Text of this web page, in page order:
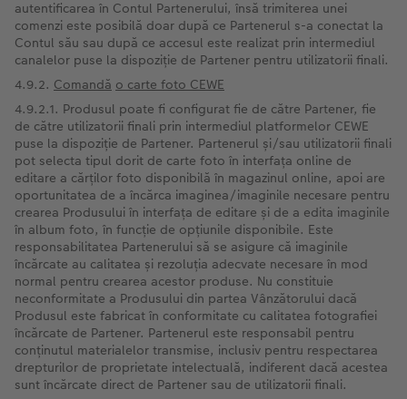
autentificarea în Contul Partenerului, însă trimiterea unei
comenzi este posibilă doar după ce Partenerul s-a conectat la
Contul său sau după ce accesul este realizat prin intermediul
canalelor puse la dispoziție de Partener pentru utilizatorii finali.
4.9.2. Comandă o carte foto CEWE
4.9.2.1. Produsul poate fi configurat fie de către Partener, fie
de către utilizatorii finali prin intermediul platformelor CEWE
puse la dispoziție de Partener. Partenerul și/sau utilizatorii finali
pot selecta tipul dorit de carte foto în interfața online de
editare a cărților foto disponibilă în magazinul online, apoi are
oportunitatea de a încărca imaginea/imaginile necesare pentru
crearea Produsului în interfața de editare și de a edita imaginile
în album foto, în funcție de opțiunile disponibile. Este
responsabilitatea Partenerului să se asigure că imaginile
încărcate au calitatea și rezoluția adecvate necesare în mod
normal pentru crearea acestor produse. Nu constituie
neconformitate a Produsului din partea Vânzătorului dacă
Produsul este fabricat în conformitate cu calitatea fotografiei
încărcate de Partener. Partenerul este responsabil pentru
conținutul materialelor transmise, inclusiv pentru respectarea
drepturilor de proprietate intelectuală, indiferent dacă acestea
sunt încărcate direct de Partener sau de utilizatorii finali.